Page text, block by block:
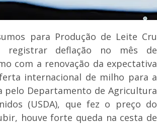
para Produção de Leite Cru
registrar deflação no mês de
com a renovação da expectativa
internacional de milho para a
pelo Departamento de Agricultura
(USDA), que fez o preço do
houve forte queda na cesta de